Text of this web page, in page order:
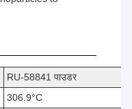
RU-58841 पाउडर
306.9°C